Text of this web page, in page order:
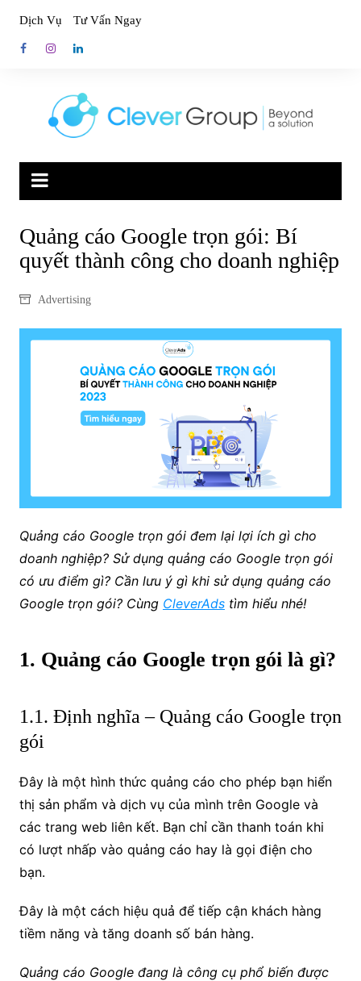
content
Dịch Vụ Tư Vấn Ngay
Quảng cáo Google trọn gói: Bí
quyết thành công cho doanh nghiệp
Advertising
Quảng cáo Google trọn gói đem lại lợi ích gì cho
doanh nghiệp? Sử dụng quảng cáo Google trọn gói
có ưu điểm gì? Cần lưu ý gì khi sử dụng quảng cáo
Google trọn gói? Cùng CleverAdstìm hiểu nhé!
1. Quảng cáo Google trọn gói là gì?
1.1. Định nghĩa – Quảng cáo Google trọn
gói
Đây là một hình thức quảng cáo cho phép bạn hiển
thị sản phẩm và dịch vụ của mình trên Google và
các trang web liên kết. Bạn chỉ cần thanh toán khi
có lượt nhấp vào quảng cáo hay là gọi điện cho
bạn.
Đây là một cách hiệu quả để tiếp cận khách hàng
tiềm năng và tăng doanh số bán hàng.
Quảng cáo Google đang là công cụ phổ biến được